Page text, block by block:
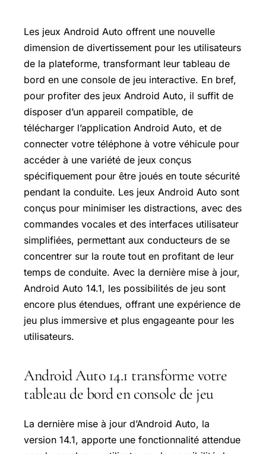
Les jeux Android Auto offrent une nouvelle
dimension de divertissement pour les utilisateurs
de la plateforme, transformant leur tableau de
bord en une console de jeu interactive. En bref,
pour profiter des jeux Android Auto, il suffit de
disposer d’un appareil compatible, de
télécharger l’application Android Auto, et de
connecter votre téléphone à votre véhicule pour
accéder à une variété de jeux conçus
spécifiquement pour être joués en toute sécurité
pendant la conduite. Les jeux Android Auto sont
conçus pour minimiser les distractions, avec des
commandes vocales et des interfaces utilisateur
simplifiées, permettant aux conducteurs de se
concentrer sur la route tout en profitant de leur
temps de conduite. Avec la dernière mise à jour,
Android Auto 14.1, les possibilités de jeu sont
encore plus étendues, offrant une expérience de
jeu plus immersive et plus engageante pour les
utilisateurs.
Android Auto 14.1 transforme votre
tableau de bord en console de jeu
La dernière mise à jour d’Android Auto, la
version 14.1, apporte une fonctionnalité attendue